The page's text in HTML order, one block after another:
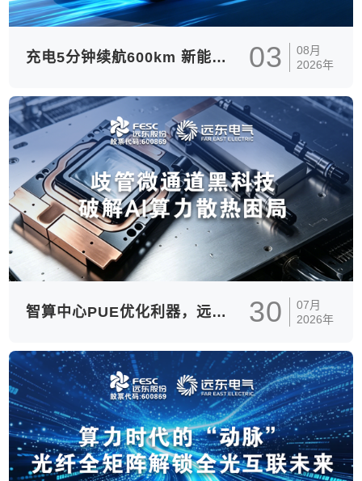
充电5分钟续航600km 新能源汽车线缆破解行业核心痛点 03
08月
2026年
智算中心PUE优化利器，远东电气双新液冷板重新定义散热标准 30
07月
2026年